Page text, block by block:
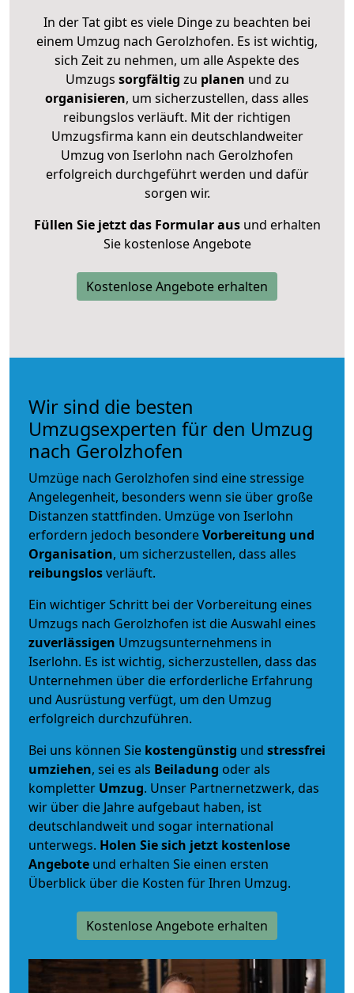
In der Tat gibt es viele Dinge zu beachten bei
einem Umzug nach Gerolzhofen. Es ist wichtig,
sich Zeit zu nehmen, um alle Aspekte des
Umzugs sorgfältig zu planen und zu
organisieren, um sicherzustellen, dass alles
reibungslos verläuft. Mit der richtigen
Umzugsfirma kann ein deutschlandweiter
Umzug von Iserlohn nach Gerolzhofen
erfolgreich durchgeführt werden und dafür
sorgen wir.
Füllen Sie jetzt das Formular ausund erhalten
Sie kostenlose Angebote
Kostenlose Angebote erhalten
Wir sind die besten
Umzugsexperten für den Umzug
nach Gerolzhofen
Umzüge nach Gerolzhofen sind eine stressige
Angelegenheit, besonders wenn sie über große
Distanzen stattfinden. Umzüge von Iserlohn
erfordern jedoch besondereVorbereitung und
Organisation, um sicherzustellen, dass alles
reibungslosverläuft.
Ein wichtiger Schritt bei der Vorbereitung eines
Umzugs nach Gerolzhofen ist die Auswahl eines
zuverlässigen Umzugsunternehmens in
Iserlohn. Es ist wichtig, sicherzustellen, dass das
Unternehmen über die erforderliche Erfahrung
und Ausrüstung verfügt, um den Umzug
erfolgreich durchzuführen.
Bei uns können Sie kostengünstig und stressfrei
umziehen, sei es als Beiladung oder als
kompletter Umzug. Unser Partnernetzwerk, das
wir über die Jahre aufgebaut haben, ist
deutschlandweit und sogar international
unterwegs. Holen Sie sich jetzt kostenlose
Angebote und erhalten Sie einen ersten
Überblick über die Kosten für Ihren Umzug.
Kostenlose Angebote erhalten